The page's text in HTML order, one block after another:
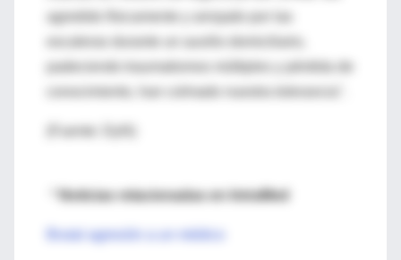
agredido físicamente y arrojado por las
Noticias relacionadas en IntraMed
Brutal agresión a un médico